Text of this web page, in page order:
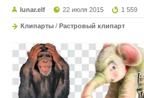
lunar.elf 22 июля 2015 1 559
Клипарты / Растровый клипарт